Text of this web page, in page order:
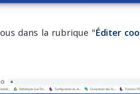
dans la rubrique "Éditer